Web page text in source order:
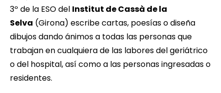
3º de la ESO del Institut de Cassà de la
Selva (Girona) escribe cartas, poesías o diseña
dibujos dando ánimos a todas las personas que
trabajan en cualquiera de las labores del geriátrico
o del hospital, así como a las personas ingresadas o
residentes.